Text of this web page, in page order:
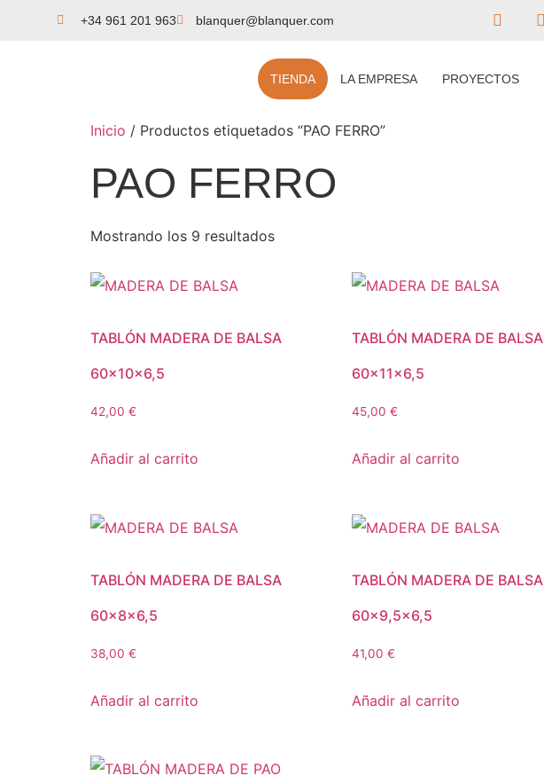
+34 961 201 963 blanquer@blanquer.com
TIENDA LA EMPRESA PROYECTOS
Inicio / Productos etiquetados “PAO FERRO”
PAO FERRO
Mostrando los 9 resultados
TABLÓN MADERA DE BALSA
60x10x6,5
42,00 €
Añadir al carrito
TABLÓN MADERA DE BALSA
60x11x6,5
45,00 €
Añadir al carrito
TABLÓN MADERA DE BALSA
60x8x6,5
38,00 €
Añadir al carrito
TABLÓN MADERA DE BALSA
60×9,5×6,5
41,00 €
Añadir al carrito